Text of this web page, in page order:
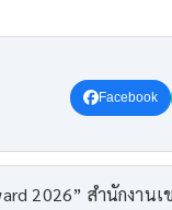
Facebook
2026” สำนักงาน